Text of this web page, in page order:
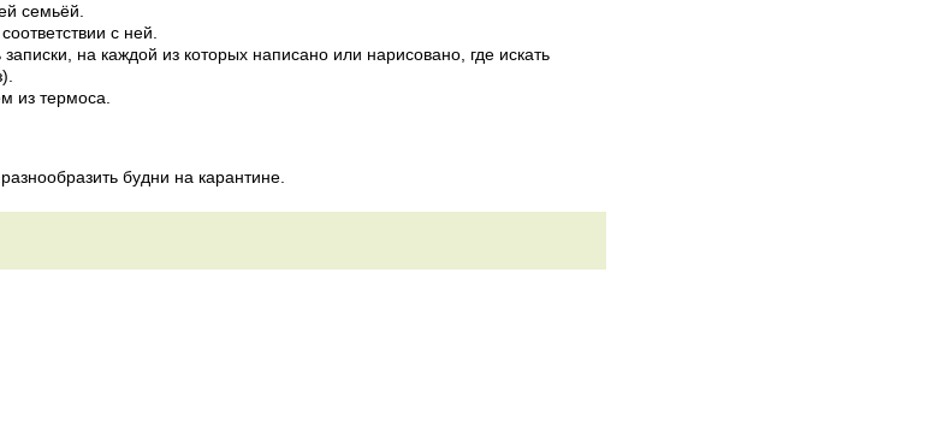
семьёй.
с ней.
на каждой из которых написано или нарисовано, где искать
из термоса.
будни на карантине.